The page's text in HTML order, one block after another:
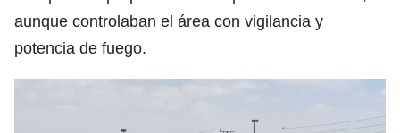
aunque controlaban el área con vigilancia y
potencia de fuego.